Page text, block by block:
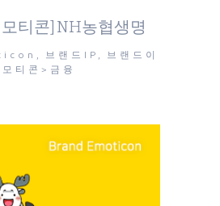
티콘] NH농협생명
브랜드IP, 브랜드이
모티콘>금융